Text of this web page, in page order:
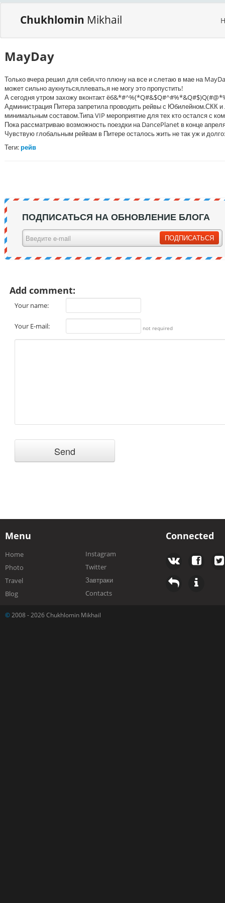
Chukhlomin Mikhail
MayDay
Только вчера решил для себя,что плюну на все и слетаю в мае на
может сильно аукнуться,плевать,я не могу это пропустить!
А сегодня утром захожу вконтакт
Администрация Питера запретила проводить рейвы с Юбилейном.СКК
минимальным составом.Типа VIP мероприятие для тех кто остался с
Пока рассматриваю возможность поездки на DancePlanet в конце
Чувствую глобальным рейвам в Питере осталось жить не так уж и
Теги:рейв
ПОДПИСАТЬСЯ НА ОБНОВЛЕНИЕ БЛОГА
Add comment:
Your name:
Your E-mail: not required
Menu
Home
Photo
Travel
Blog
Instagram
Twitter
Завтраки
Contacts
Connected
© 2008 - 2026 Chukhlomin Mikhail